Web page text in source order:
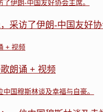
采访了伊朗-中国友好
朗诵 + 视频